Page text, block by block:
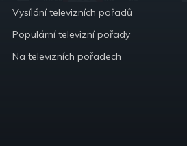
Vysílání televizních pořadů
Populární televizní pořady
Na televizních pořadech